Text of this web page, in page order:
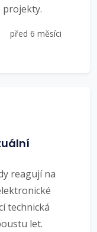
projekty.
před 6 měsíci
reagují na
technická
let.